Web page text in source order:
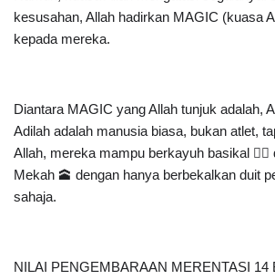
kesusahan, Allah hadirkan MAGIC (kuasa
kepada mereka.
Diantara MAGIC yang Allah tunjuk adalah,
Adilah adalah manusia biasa, bukan atlet,
Allah, mereka mampu berkayuh basikal
Mekah 🕋 dengan hanya berbekalkan duit
sahaja.
NILAI PENGEMBARAAN MERENTASI 14